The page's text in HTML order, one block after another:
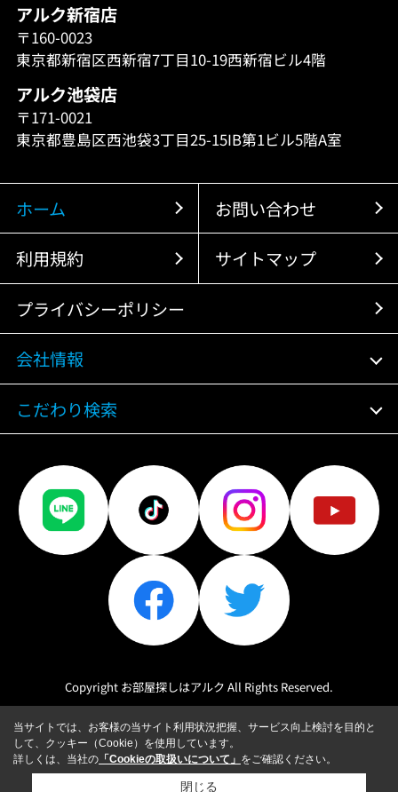
アルク新宿店
〒160-0023
東京都新宿区西新宿7丁目10-19西新宿ビル4階
アルク池袋店
〒171-0021
東京都豊島区西池袋3丁目25-15IB第1ビル5階A室
ホーム お問い合わせ
利用規約 サイトマップ
プライバシーポリシー
会社情報
こだわり検索
Copyright お部屋探しはアルク All Rights Reserved.
当サイトでは、お客様の当サイト利用状況把握、サービス向上検討を目的と
して、クッキー（Cookie）を使用しています。
詳しくは、当社の 「Cookieの取扱いについて」 をご確認ください。
閉じる